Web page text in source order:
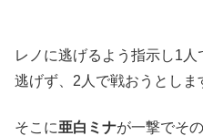
レノに逃げるよう指示し1
逃げず、2人で戦おうとしま
そこに亜白ミナが一撃でそ